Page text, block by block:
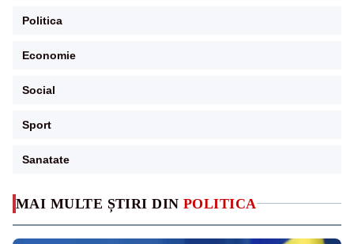
MAI MULTE ȘTIRI DIN POLITICA
Politica
Economie
Social
Sport
Sanatate